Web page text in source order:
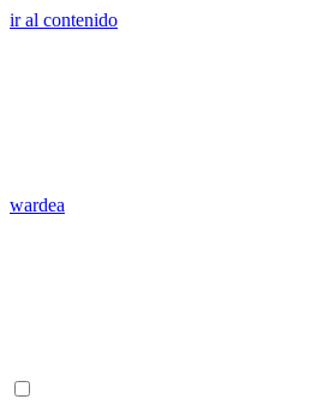
ir al contenido
wardea